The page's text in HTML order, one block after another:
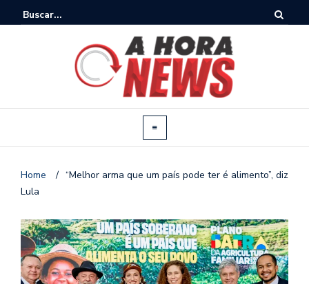
Home / “Melhor arma que um país pode ter é alimento”, diz
Lula